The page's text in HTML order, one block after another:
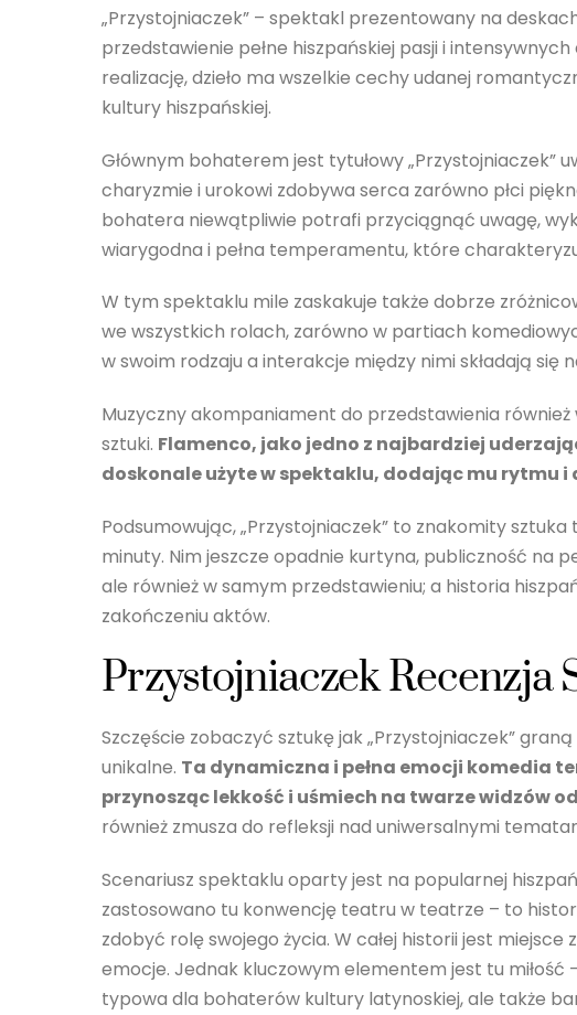
„Przystojniaczek” – spektakl prezentowany na
przedstawienie pełne hiszpańskiej pasji i
realizację, dzieło ma wszelkie cechy udanej
kultury hiszpańskiej.
Głównym bohaterem jest tytułowy „Przystojniaczek”
charyzmie i urokowi zdobywa serca zarówno płci
bohatera niewątpliwie potrafi przyciągnąć uwagę,
wiarygodna i pełna temperamentu, które
W tym spektaklu mile zaskakuje także dobrze
we wszystkich rolach, zarówno w partiach
w swoim rodzaju a interakcje między nimi składają się
Muzyczny akompaniament do przedstawienia również
sztuki. Flamenco, jako jedno z najbardziej
doskonale użyte w spektaklu, dodając mu rytmu
Podsumowując, „Przystojniaczek” to znakomity
minuty. Nim jeszcze opadnie kurtyna, publiczność na
ale również w samym przedstawieniu; a historia
zakończeniu aktów.
Przystojniaczek Recenzja
Szczęście zobaczyć sztukę jak „Przystojniaczek”
unikalne. Ta dynamiczna i pełna emocji komedia
przynosząc lekkość i uśmiech na twarze widzów
również zmusza do refleksji nad uniwersalnymi
Scenariusz spektaklu oparty jest na popularnej
zastosowano tu konwencję teatru w teatrze – to
zdobyć rolę swojego życia. W całej historii jest
emocje. Jednak kluczowym elementem jest tu
typowa dla bohaterów kultury latynoskiej, ale także